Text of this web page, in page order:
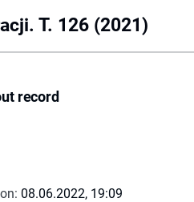
T. 126 (2021)
record
08.06.2022, 19:09